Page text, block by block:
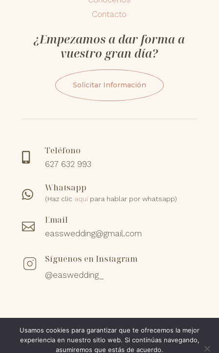
Contacto
¿Empezamos a dar forma a
vuestro gran día?
Solicitar Información
Teléfono
627 632 993

Whatsapp
(Haz clic aquípara hablar por whatsapp)

Email
easswedding@gmail.com
Síguenos en Instagram
@easwedding_
Aviso legal |Política de privacidad|Cookies
Usamos cookies para garantizar que te ofrecemos la mejor
experiencia en nuestro sitio web. Si continúas navegando,
asumiremos que estás de acuerdo.